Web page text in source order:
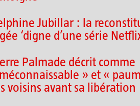
Jubillar : la
‘digne d’une série
Palmade décrit comme
» et «
voisins avant sa libération